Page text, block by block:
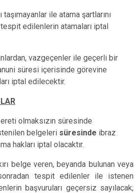
taşımayanlar ile atama şartlarını
tespit edilenlerin atamaları iptal
vazgeçenler ile geçerli bir
süresi içerisinde görevine
iptal edilecektir.
olmaksızın süresinde
belgeleri süresinde ibraz
hakları iptal olacaktır.
veren, beyanda bulunan veya
tespit edilenler ile istenen
başvuruları geçersiz sayılacak;